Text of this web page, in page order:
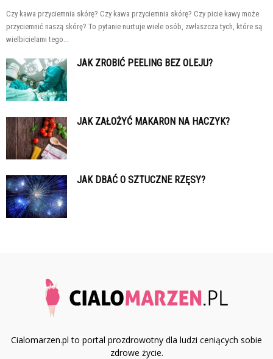
Czy kawa przyciemnia skórę? Czy kawa przyciemnia skórę? Czy picie kawy może
przyciemnić naszą skórę? To pytanie nurtuje wiele osób, zwłaszcza tych, które są
wielbicielami tego...
JAK ZROBIĆ PEELING BEZ OLEJU?
JAK ZAŁOŻYĆ MAKARON NA HACZYK?
JAK DBAĆ O SZTUCZNE RZĘSY?
Cialomarzen.pl to portal prozdrowotny dla ludzi ceniących sobie
zdrowe życie.